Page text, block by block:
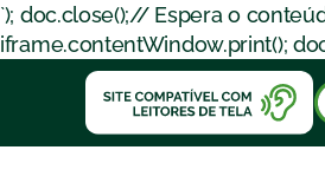
`); doc.close();// Espera o
iframe.contentWindow.print();